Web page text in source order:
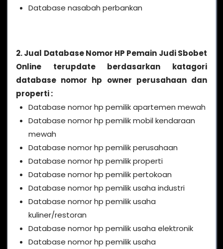
Database nasabah perbankan
2. Jual Database Nomor HP Pemain Judi Sbobet
Online terupdate berdasarkan katagori
database nomor hp owner perusahaan dan
properti :
Database nomor hp pemilik apartemen mewah
Database nomor hp pemilik mobil kendaraan
mewah
Database nomor hp pemilik perusahaan
Database nomor hp pemilik properti
Database nomor hp pemilik pertokoan
Database nomor hp pemilik usaha industri
Database nomor hp pemilik usaha
kuliner/restoran
Database nomor hp pemilik usaha elektronik
Database nomor hp pemilik usaha